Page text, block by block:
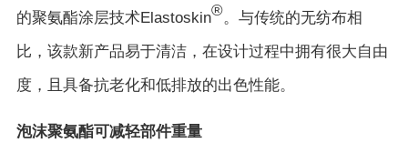
的聚氨酯涂层技术Elastoskin®。与传统的无纺布相
比，该款新产品易于清洁，在设计过程中拥有很大自由
度，且具备抗老化和低排放的出色性能。
泡沫聚氨酯可减轻部件重量